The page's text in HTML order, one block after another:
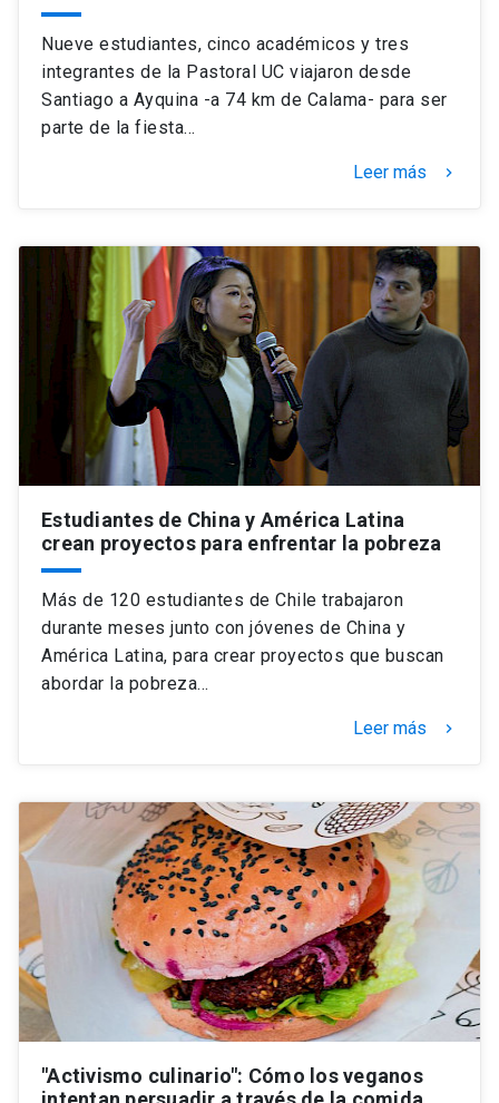
Nueve estudiantes, cinco académicos y tres
integrantes de la Pastoral UC viajaron desde
Santiago a Ayquina -a 74 km de Calama- para ser
parte de la fiesta…
Leer más keyboard_arrow_right
Estudiantes de China y América Latina
crean proyectos para enfrentar la pobreza
Más de 120 estudiantes de Chile trabajaron
durante meses junto con jóvenes de China y
América Latina, para crear proyectos que buscan
abordar la pobreza…
Leer más keyboard_arrow_right
"Activismo culinario": Cómo los veganos